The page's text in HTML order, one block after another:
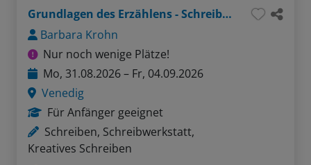
Grundlagen des Erzählens - Schreiben in der Lagunenstadt
Barbara Krohn
Nur noch wenige Plätze!
Mo, 31.08.2026 – Fr, 04.09.2026
Venedig
Für Anfänger geeignet
Schreiben, Schreibwerkstatt,
Kreatives Schreiben